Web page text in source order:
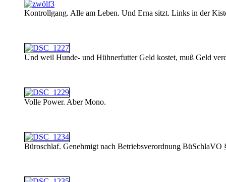
Kontrollgang. Alle am Leben. Und Erna sitzt. Links in der
Und weil Hunde- und Hühnerfutter Geld kostet, muß Geld
Volle Power. Aber Mono.
Büroschlaf. Genehmigt nach Betriebsverordnung BüSchlaVO